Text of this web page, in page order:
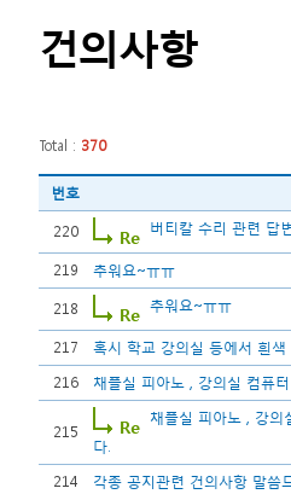
건의사항
Total : 370
번호
220 버티칼 수리 관련 답
219 추워요~ㅠㅠ
218 추워요~ㅠㅠ
217
혹시 학교 강의실 등에서 흰
216
채플실 피아노 , 강의실 컴퓨
215
채플실 피아노 , 강의
다.
214
각종 공지관련 건의사항 말씀